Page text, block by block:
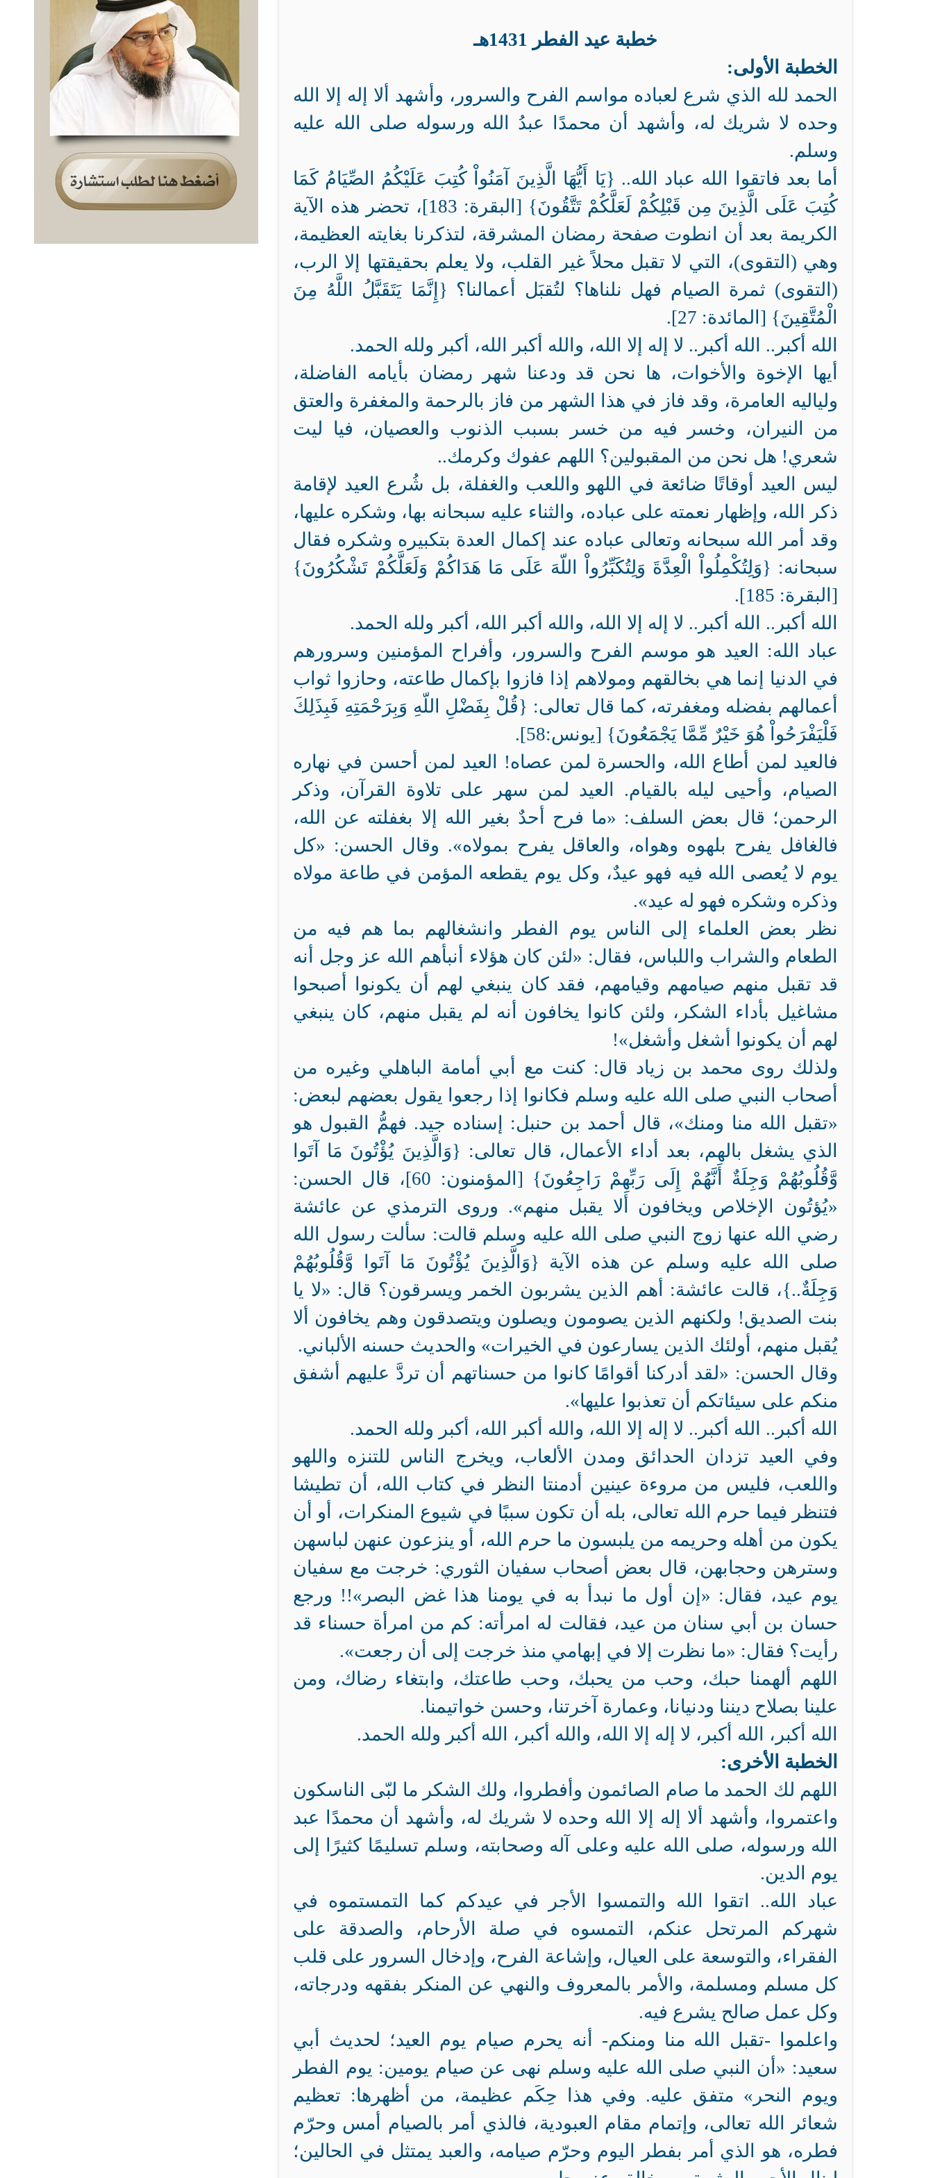
خطبة عيد الفطر 1431هـ
الخطبة الأولى:
الحمد لله الذي شرع لعباده مواسم الفرح والسرور، وأشهد ألا إله إلا الله
وحده لا شريك له، وأشهد أن محمدًا عبدُ الله ورسوله صلى الله عليه
وسلم.
أما بعد فاتقوا الله عباد الله.. {يَا أَيُّهَا الَّذِينَ آمَنُواْ كُتِبَ عَلَيْكُمُ الصِّيَامُ كَمَا
كُتِبَ عَلَى الَّذِينَ مِن قَبْلِكُمْ لَعَلَّكُمْ تَتَّقُونَ} [البقرة: 183]، تحضر هذه الآية
الكريمة بعد أن انطوت صفحة رمضان المشرقة، لتذكرنا بغايته العظيمة،
وهي (التقوى)، التي لا تقبل محلاً غير القلب، ولا يعلم بحقيقتها إلا الرب،
(التقوى) ثمرة الصيام فهل نلناها؟ لتُقبَل أعمالنا؟ {إِنَّمَا يَتَقَبَّلُ اللَّهُ مِنَ
الْمُتَّقِينَ} [المائدة: 27].
الله أكبر.. الله أكبر.. لا إله إلا الله، والله أكبر الله، أكبر ولله الحمد.
أيها الإخوة والأخوات، ها نحن قد ودعنا شهر رمضان بأيامه الفاضلة،
ولياليه العامرة، وقد فاز في هذا الشهر من فاز بالرحمة والمغفرة والعتق
من النيران، وخسر فيه من خسر بسبب الذنوب والعصيان، فيا ليت
شعري! هل نحن من المقبولين؟ اللهم عفوك وكرمك..
ليس العيد أوقاتًا ضائعة في اللهو واللعب والغفلة، بل شُرع العيد لإقامة
ذكر الله، وإظهار نعمته على عباده، والثناء عليه سبحانه بها، وشكره عليها،
وقد أمر الله سبحانه وتعالى عباده عند إكمال العدة بتكبيره وشكره فقال
سبحانه: {وَلِتُكْمِلُواْ الْعِدَّةَ وَلِتُكَبِّرُواْ اللّهَ عَلَى مَا هَدَاكُمْ وَلَعَلَّكُمْ تَشْكُرُونَ}
[البقرة: 185].
الله أكبر.. الله أكبر.. لا إله إلا الله، والله أكبر الله، أكبر ولله الحمد.
عباد الله: العيد هو موسم الفرح والسرور، وأفراح المؤمنين وسرورهم
في الدنيا إنما هي بخالقهم ومولاهم إذا فازوا بإكمال طاعته، وحازوا ثواب
أعمالهم بفضله ومغفرته، كما قال تعالى: {قُلْ بِفَضْلِ اللّهِ وَبِرَحْمَتِهِ فَبِذَلِكَ
فَلْيَفْرَحُواْ هُوَ خَيْرٌ مِّمَّا يَجْمَعُونَ} [يونس:58].
فالعيد لمن أطاع الله، والحسرة لمن عصاه! العيد لمن أحسن في نهاره
الصيام، وأحيى ليله بالقيام. العيد لمن سهر على تلاوة القرآن، وذكر
الرحمن؛ قال بعض السلف: «ما فرح أحدٌ بغير الله إلا بغفلته عن الله،
فالغافل يفرح بلهوه وهواه، والعاقل يفرح بمولاه». وقال الحسن: «كل
يوم لا يُعصى الله فيه فهو عيدٌ، وكل يوم يقطعه المؤمن في طاعة مولاه
وذكره وشكره فهو له عيد».
نظر بعض العلماء إلى الناس يوم الفطر وانشغالهم بما هم فيه من
الطعام والشراب واللباس، فقال: «لئن كان هؤلاء أنبأهم الله عز وجل أنه
قد تقبل منهم صيامهم وقيامهم، فقد كان ينبغي لهم أن يكونوا أصبحوا
مشاغيل بأداء الشكر، ولئن كانوا يخافون أنه لم يقبل منهم، كان ينبغي
لهم أن يكونوا أشغل وأشغل»!
ولذلك روى محمد بن زياد قال: كنت مع أبي أمامة الباهلي وغيره من
أصحاب النبي صلى الله عليه وسلم فكانوا إذا رجعوا يقول بعضهم لبعض:
«تقبل الله منا ومنك»، قال أحمد بن حنبل: إسناده جيد. فهمُّ القبول هو
الذي يشغل بالهم، بعد أداء الأعمال، قال تعالى: {وَالَّذِينَ يُؤْتُونَ مَا آتَوا
وَّقُلُوبُهُمْ وَجِلَةٌ أَنَّهُمْ إِلَى رَبِّهِمْ رَاجِعُونَ} [المؤمنون: 60]، قال الحسن:
«يُؤتُون الإخلاص ويخافون ألا يقبل منهم». وروى الترمذي عن عائشة
رضي الله عنها زوج النبي صلى الله عليه وسلم قالت: سألت رسول الله
صلى الله عليه وسلم عن هذه الآية {وَالَّذِينَ يُؤْتُونَ مَا آتَوا وَّقُلُوبُهُمْ
وَجِلَةٌ..}، قالت عائشة: أهم الذين يشربون الخمر ويسرقون؟ قال: «لا يا
بنت الصديق! ولكنهم الذين يصومون ويصلون ويتصدقون وهم يخافون ألا
يُقبل منهم، أولئك الذين يسارعون في الخيرات» والحديث حسنه الألباني.
وقال الحسن: «لقد أدركنا أقوامًا كانوا من حسناتهم أن تردَّ عليهم أشفق
منكم على سيئاتكم أن تعذبوا عليها».
الله أكبر.. الله أكبر.. لا إله إلا الله، والله أكبر الله، أكبر ولله الحمد.
وفي العيد تزدان الحدائق ومدن الألعاب، ويخرج الناس للتنزه واللهو
واللعب، فليس من مروءة عينين أدمنتا النظر في كتاب الله، أن تطيشا
فتنظر فيما حرم الله تعالى، بله أن تكون سببًا في شيوع المنكرات، أو أن
يكون من أهله وحريمه من يلبسون ما حرم الله، أو ينزعون عنهن لباسهن
وسترهن وحجابهن، قال بعض أصحاب سفيان الثوري: خرجت مع سفيان
يوم عيد، فقال: «إن أول ما نبدأ به في يومنا هذا غض البصر»!! ورجع
حسان بن أبي سنان من عيد، فقالت له امرأته: كم من امرأة حسناء قد
رأيت؟ فقال: «ما نظرت إلا في إبهامي منذ خرجت إلى أن رجعت».
اللهم ألهمنا حبك، وحب من يحبك، وحب طاعتك، وابتغاء رضاك، ومن
علينا بصلاح ديننا ودنيانا، وعمارة آخرتنا، وحسن خواتيمنا.
الله أكبر، الله أكبر، لا إله إلا الله، والله أكبر، الله أكبر ولله الحمد.
الخطبة الأخرى:
اللهم لك الحمد ما صام الصائمون وأفطروا، ولك الشكر ما لبّى الناسكون
واعتمروا، وأشهد ألا إله إلا الله وحده لا شريك له، وأشهد أن محمدًا عبد
الله ورسوله، صلى الله عليه وعلى آله وصحابته، وسلم تسليمًا كثيرًا إلى
يوم الدين.
عباد الله.. اتقوا الله والتمسوا الأجر في عيدكم كما التمستموه في
شهركم المرتحل عنكم، التمسوه في صلة الأرحام، والصدقة على
الفقراء، والتوسعة على العيال، وإشاعة الفرح، وإدخال السرور على قلب
كل مسلم ومسلمة، والأمر بالمعروف والنهي عن المنكر بفقهه ودرجاته،
وكل عمل صالح يشرع فيه.
واعلموا -تقبل الله منا ومنكم- أنه يحرم صيام يوم العيد؛ لحديث أبي
سعيد: «أن النبي صلى الله عليه وسلم نهى عن صيام يومين: يوم الفطر
ويوم النحر» متفق عليه. وفي هذا حِكَم عظيمة، من أظهرها: تعظيم
شعائر الله تعالى، وإتمام مقام العبودية، فالذي أمر بالصيام أمس وحرّم
فطره، هو الذي أمر بفطر اليوم وحرّم صيامه، والعبد يمتثل في الحالين؛